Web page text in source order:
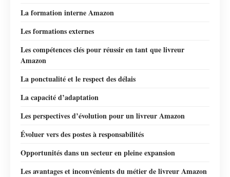
La formation interne Amazon
Les formations externes
Les compétences clés pour réussir en tant que livreur
Amazon
La ponctualité et le respect des délais
La capacité d’adaptation
Les perspectives d’évolution pour un livreur Amazon
Évoluer vers des postes à responsabilités
Opportunités dans un secteur en pleine expansion
Les avantages et inconvénients du métier de livreur Amazon